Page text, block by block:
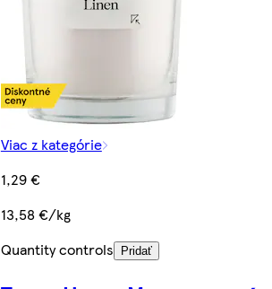
Viac z kategórie
1,29 €
13,58 €/kg
Quantity controls
Pridať